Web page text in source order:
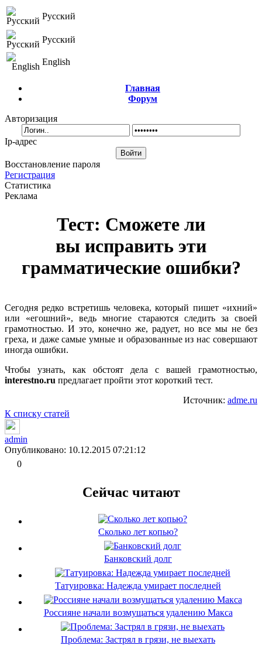
Русский
Русский
English
Главная
Форум
Авторизация
Ip-адрес
Восстановление пароля
Регистрация
Статистика
Реклама
Тест: Сможете ли
вы исправить эти
грамматические ошибки?
Сегодня редко встретишь человека, который пишет «ихний»
или «егошний», ведь многие стараются следить за своей
грамотностью. И это, конечно же, радует, но все мы не без
греха, и даже самые умные и образованные из нас совершают
иногда ошибки.
Чтобы узнать, как обстоят дела с вашей грамотностью,
interestno.ru предлагает пройти этот короткий тест.
Источник: adme.ru
К списку статей
admin
Опубликовано: 10.12.2015 07:21:12
0
Сейчас читают
Сколько лет копью?
Банковский долг
Татуировка: Надежда умирает последней
Россияне начали возмущаться удалению Макса
Проблема: Застрял в грязи, не выехать